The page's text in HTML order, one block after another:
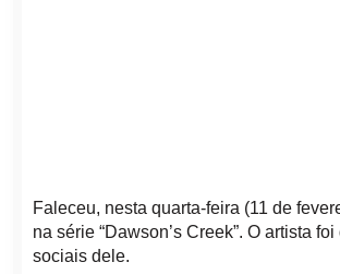
Faleceu, nesta quarta-feira (11 de
na série “Dawson’s Creek”. O artista
sociais dele.